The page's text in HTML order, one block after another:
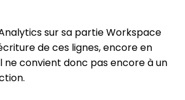
sur sa partie Workspace
de ces lignes, encore en
ne convient donc pas encore à un